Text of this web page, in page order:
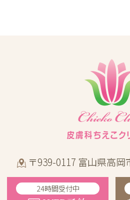
〒939-0117 富山県高
24時間受付中